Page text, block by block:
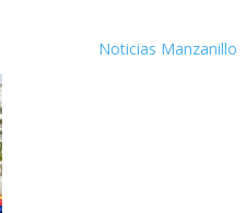
Noticias Manzanillo